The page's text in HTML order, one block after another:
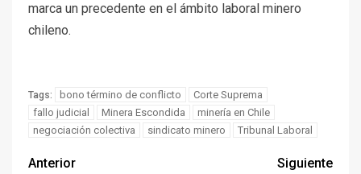
marca un precedente en el ámbito laboral minero
chileno.
Tags: bono término de conflicto
Corte Suprema
fallo judicial
Minera Escondida
minería en Chile
negociación colectiva
sindicato minero Tribunal Laboral
Anterior Siguiente